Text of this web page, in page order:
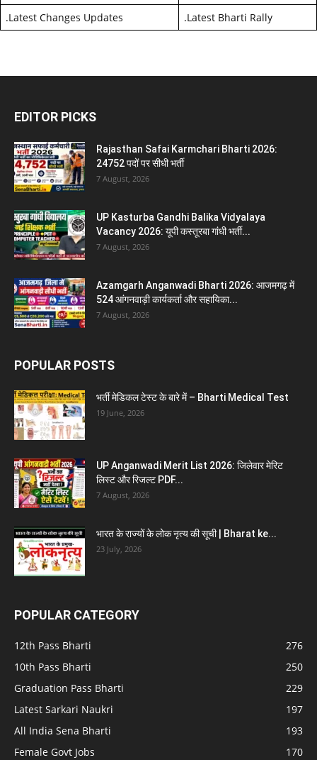
.Latest Changes Updates .Latest Bharti Rally
EDITOR PICKS
Rajasthan Safai Karmchari Bharti 2026:
24752 पदों पर सीधी भर्ती
7 August, 2026
UP Kasturba Gandhi Balika Vidyalaya
Vacancy 2026: यूपी कस्तूरबा गांधी भर्ती...
7 August, 2026
Azamgarh Anganwadi Bharti 2026: आजमगढ़ में
524 आंगनवाड़ी कार्यकर्ता और सहायिका...
7 August, 2026
POPULAR POSTS
भर्ती मेडिकल टेस्ट के बारे में – Bharti Medical Test
19 June, 2026
UP Anganwadi Merit List 2026: जिलेवार मेरिट
लिस्ट और रिजल्ट PDF...
7 August, 2026
भारत के राज्यों के लोक नृत्य की सूची | Bharat ke...
23 July, 2026
POPULAR CATEGORY
12th Pass Bharti
276
10th Pass Bharti
250
Graduation Pass Bharti
229
Latest Sarkari Naukri
197
All India Sena Bharti
193
Female Govt Jobs
170